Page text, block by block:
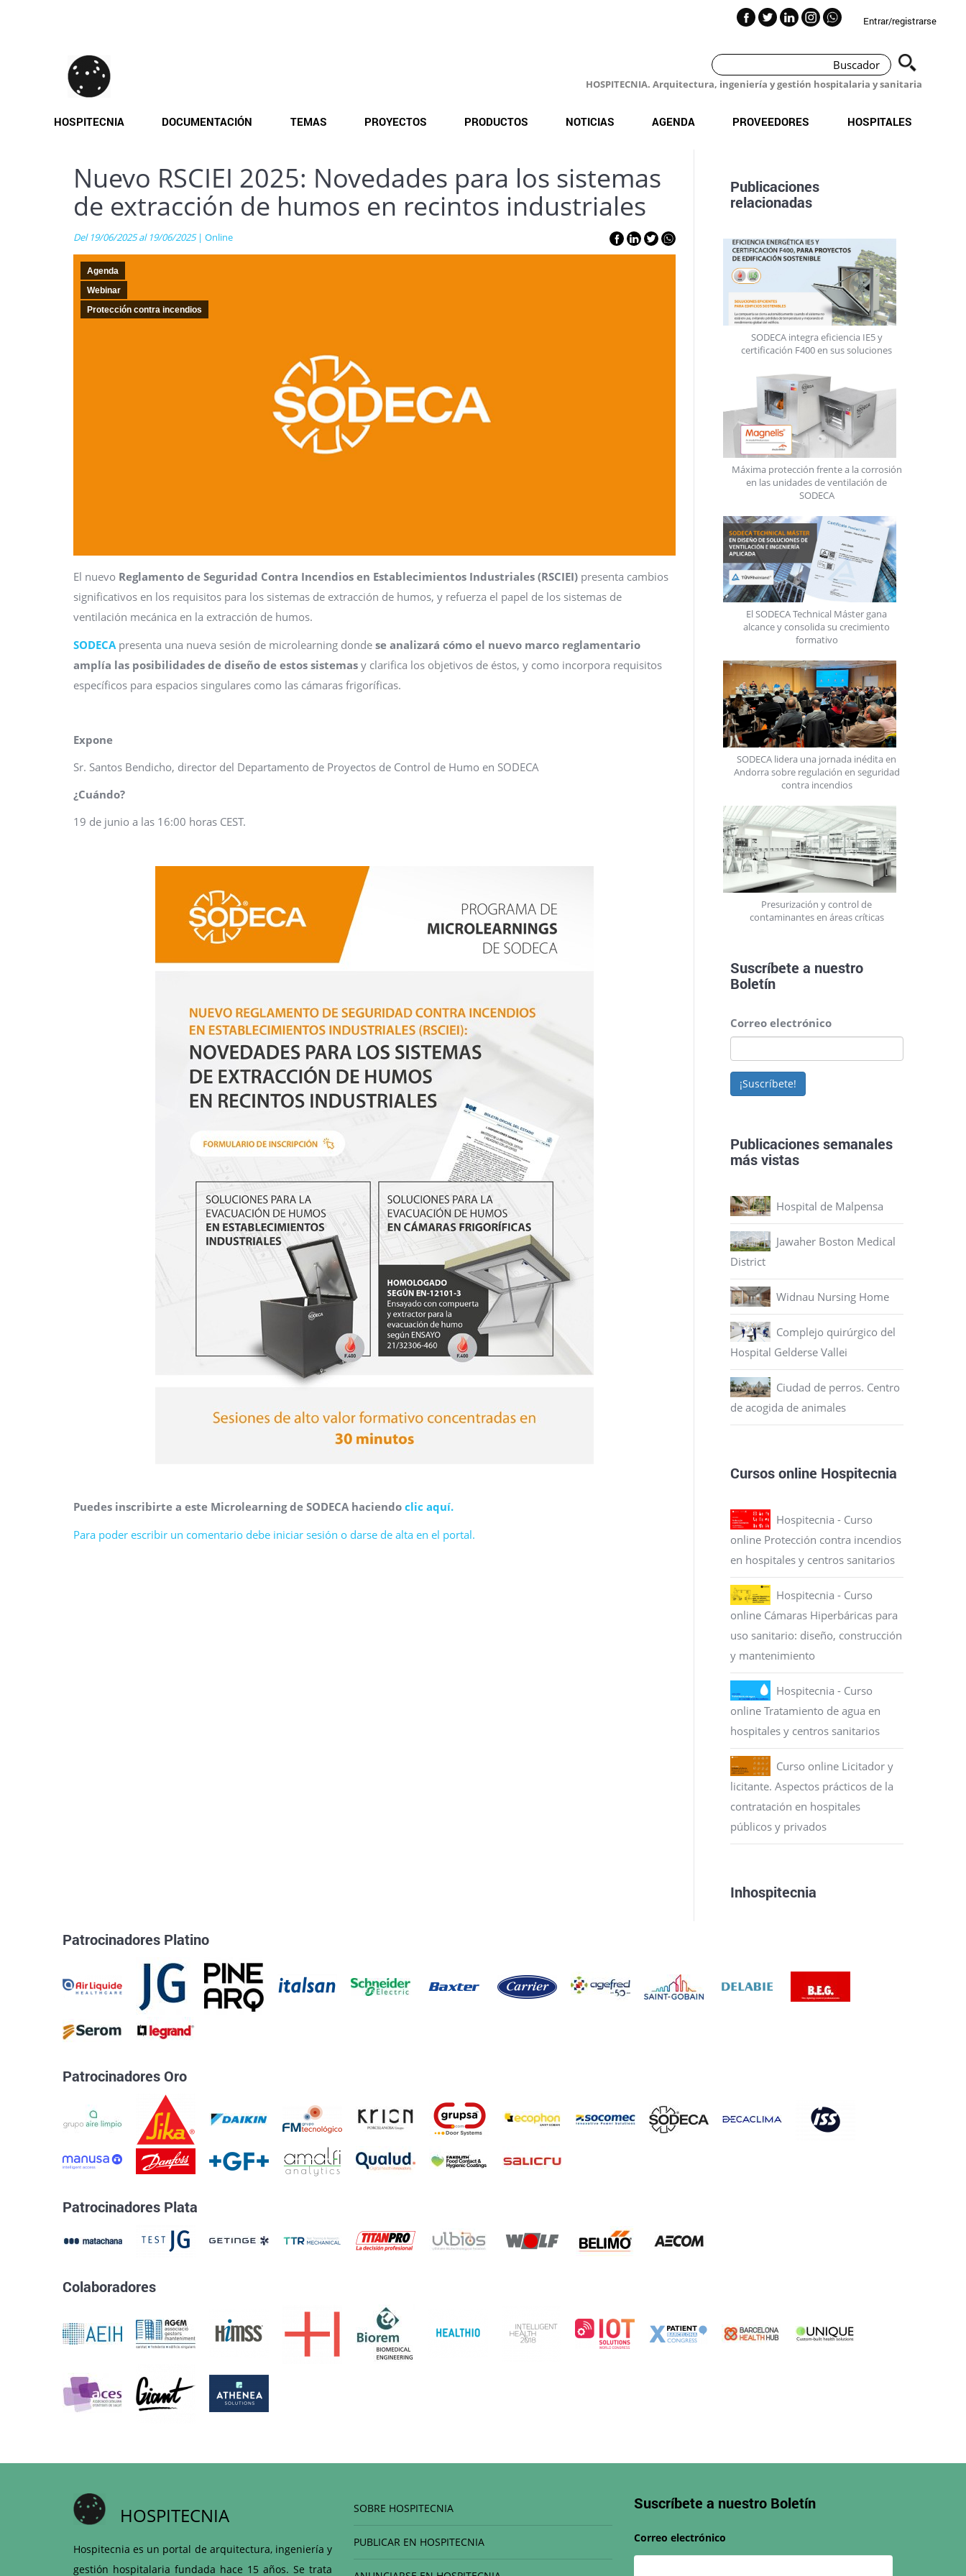
Entrar/registrarse
HOSPITECNIA. Arquitectura, ingeniería y gestión hospitalaria y sanitaria
HOSPITECNIA DOCUMENTACIÓN TEMAS PROYECTOS PRODUCTOS NOTICIAS AGENDA PROVEEDORES HOSPITALES
Nuevo RSCIEI 2025: Novedades para los sistemas
de extracción de humos en recintos industriales
Del 19/06/2025 al 19/06/2025| Online
Agenda
Webinar
Protección contra incendios
El nuevo Reglamento de Seguridad Contra Incendios en Establecimientos Industriales (RSCIEI) presenta cambios
significativos en los requisitos para los sistemas de extracción de humos, y refuerza el papel de los sistemas de
ventilación mecánica en la extracción de humos.
SODECA presenta una nueva sesión de microlearning donde se analizará cómo el nuevo marco reglamentario
amplía las posibilidades de diseño de estos sistemas y clarifica los objetivos de éstos, y como incorpora requisitos
específicos para espacios singulares como las cámaras frigoríficas.
Expone
Sr. Santos Bendicho, director del Departamento de Proyectos de Control de Humo en SODECA
¿Cuándo?
19 de junio a las 16:00 horas CEST.
Puedes inscribirte a este Microlearning de SODECA haciendo clic aquí.
Para poder escribir un comentario debe iniciar sesión o darse de alta en el portal.
Publicaciones
relacionadas
SODECA integra eficiencia IE5 y
certificación F400 en sus soluciones
Máxima protección frente a la corrosión
en las unidades de ventilación de
SODECA
El SODECA Technical Máster gana
alcance y consolida su crecimiento
formativo
SODECA lidera una jornada inédita en
Andorra sobre regulación en seguridad
contra incendios
Presurización y control de
contaminantes en áreas críticas
Suscríbete a nuestro
Boletín
Correo electrónico
¡Suscríbete!
Publicaciones semanales
más vistas
Hospital de Malpensa
Jawaher Boston Medical
District
Widnau Nursing Home
Complejo quirúrgico del
Hospital Gelderse Vallei
Ciudad de perros. Centro
de acogida de animales
Cursos online Hospitecnia
Hospitecnia - Curso
online Protección contra incendios
en hospitales y centros sanitarios
Hospitecnia - Curso
online Cámaras Hiperbáricas para
uso sanitario: diseño, construcción
y mantenimiento
Hospitecnia - Curso
online Tratamiento de agua en
hospitales y centros sanitarios
Curso online Licitador y
licitante. Aspectos prácticos de la
contratación en hospitales
públicos y privados
Inhospitecnia
Patrocinadores Platino
Patrocinadores Oro
Patrocinadores Plata
Colaboradores
HOSPITECNIA
Hospitecnia es un portal de arquitectura, ingeniería y
gestión hospitalaria fundada hace 15 años. Se trata
SOBRE HOSPITECNIA
PUBLICAR EN HOSPITECNIA
Suscríbete a nuestro Boletín
Correo electrónico